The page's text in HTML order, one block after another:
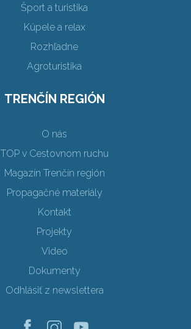
Šport a turistika
Kúpele a relax
Rozhľadne
Agroturistika
TRENČÍN REGIÓN
O nás
TOP v Cestovnom ruchu
Magazín Trenčín región
Propagačné materiály
Kontakt
Projekty
Video
Dokumenty
Odhlásiť z newslettera